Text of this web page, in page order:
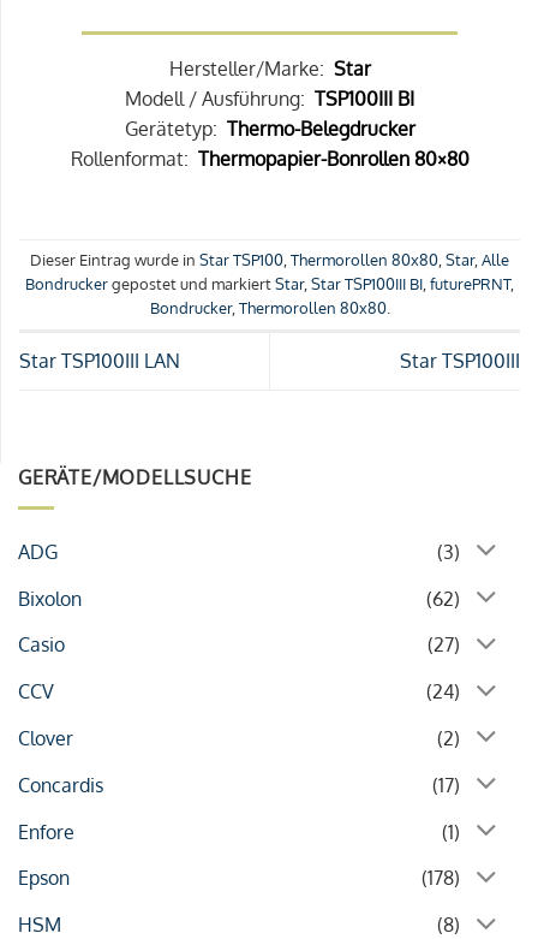
GERÄTE/MODELLSUCHE
ADG
(3)
Bixolon
(62)
Casio
(27)
CCV
(24)
Clover
(2)
Concardis
(17)
Enfore
(1)
Epson
(178)
HSM
(8)
Hersteller/Marke: Star
Modell / Ausführung: TSP100III BI
Gerätetyp: Thermo-Belegdrucker
Rollenformat: Thermopapier-Bonrollen 80×80
Dieser Eintrag wurde in Star TSP100,Thermorollen 80x80,Star,Alle
Bondruckergepostet und markiertStar,Star TSP100III BI,futurePRNT,
Bondrucker,Thermorollen 80x80.
Star TSP100III LAN Star TSP100III